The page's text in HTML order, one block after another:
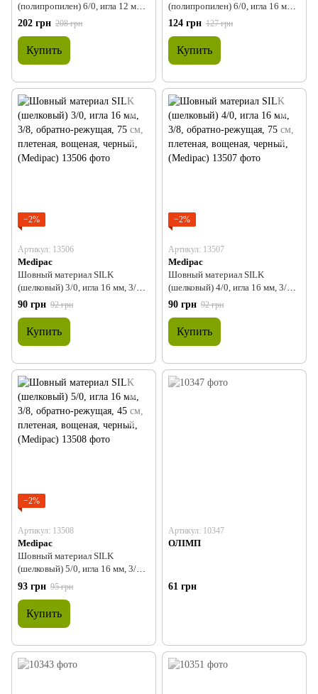
(полипропилен) 6/0, игла 12 мм,
3/8, колючая, 60 см, мононить,
голубой, (Medipac)
202 грн 208 грн
Купить
(полипропилен) 6/0, игла 16 мм,
3/8, обратно-режущая, 45 см,
мононить, голубой, (Medipac)
124 грн 127 грн
Купить
−2%
Артикул: 13506
Medipac
Шовный материал SILK
(шелковый) 3/0, игла 16 мм, 3/8,
обратно-режущая, 75 см,
плетеная, вощеная, черный,
(Medipac)
90 грн 92 грн
Купить
−2%
Артикул: 13507
Medipac
Шовный материал SILK
(шелковый) 4/0, игла 16 мм, 3/8,
обратно-режущая, 75 см,
плетеная, вощеная, черный,
(Medipac)
90 грн 92 грн
Купить
−2%
Артикул: 13508
Medipac
Шовный материал SILK
(шелковый) 5/0, игла 16 мм, 3/8,
обратно-режущая, 45 см,
плетеная, вощеная, черный,
(Medipac)
93 грн 95 грн
Купить
Артикул: 10347
ОЛІМП
61 грн